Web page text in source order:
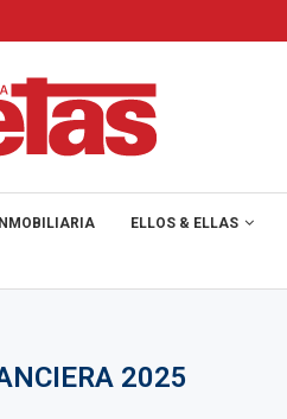
ELLOS & ELLAS
2025